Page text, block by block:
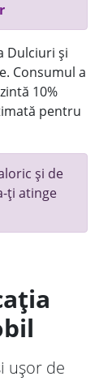
Dulciuri și
Consumul a
10%
pentru
și de
ți atinge
ușor de